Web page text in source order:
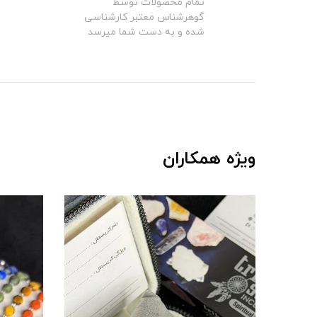
تمام محصولات توسط
گوهرشناس معتبر کارشناسی
شده و به دست شما میرسد
ویژه همکاران